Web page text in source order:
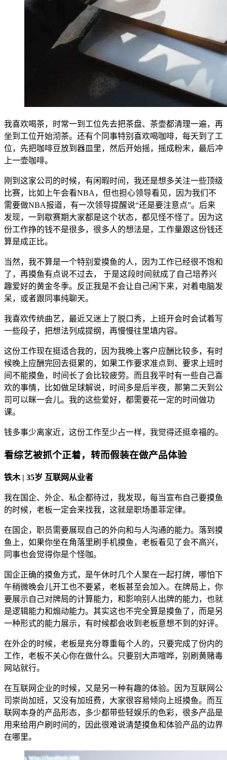
我喜欢喝茶，时常一到工位先去把茶盘、茶壶都清理一遍，再
坐到工位开始沏茶。还有个同事特别喜欢喝咖啡，每天到了工
位，先把咖啡豆放到器皿里，然后开始摇，摇成粉末，最后冲
上一壶咖啡。
刚到这家公司的时候，有闲暇时间，我还是想多关注一些顶级
比赛，比如上午会看NBA，但也担心领导看见，因为我们不
需要做NBA报道，有一次领导提醒说“还是要注意点”。后来
发现，一到歇赛期大家都是这个状态，都见怪不怪了。因为这
份工作挣的钱不是很多，很多人的想法是，工作量跟这份钱还
算是成正比。
当然，我不算是一个特别爱摸鱼的人，因为工作已经很不饱和
了，再摸鱼有点说不过去， 于是这段时间就成了自己培养兴
趣爱好的黄金冬季。反正我是不会让自己闲下来，对着电脑发
呆，或者跟同事纯聊天。
我喜欢传统曲艺，最近又迷上了脱口秀，上班开会时会试着写
一些段子，把想法列成提纲，再慢慢往里填内容。
这份工作现在挺适合我的，因为我晚上客户应酬比较多，有时
候晚上应酬完回去挺累的，如果工作要求准点到、要求上班时
间不能摸鱼，时间长了会比较疲劳。而且我平时有一些自己喜
欢的事情，比如做足球解说，时间多是后半夜，那第二天到公
司可以眯一会儿。我的这些爱好，都需要花一定的时间做功
课。
钱多事少离家近，这份工作至少占一样，我觉得还挺幸福的。
看综艺被抓个正着，转而假装在做产品体验
铁木 | 35岁 互联网从业者
我在国企、外企、私企都待过，我发现，每当宣布自己要摸鱼
的时候，老板一定会来找我，这就是职场墨菲定律。
在国企，职员需要展现自己的外向和与人沟通的能力。落到摸
鱼上，如果你坐在角落里刷手机摸鱼，老板看见了会不高兴，
同事也会觉得你是个怪咖。
国企正确的摸鱼方式，是午休时几个人聚在一起打牌，哪怕下
午稍微晚会儿开工也不要紧，老板甚至会加入。在牌局上，你
要展示自己对牌局的计算能力，和影响别人出牌的能力，也就
是逻辑能力和煽动能力。其实这也不完全算是摸鱼了，而是另
一种形式的能力展示，有时候都会收到老板意想不到的好评。
在外企的时候，老板是充分尊重每个人的，只要完成了份内的
工作，老板不关心你在做什么。只要别大声喧哗，别刷黄赌毒
网站就行。
在互联网企业的时候，又是另一种有趣的体验。因为互联网公
司崇尚加班，又没有加班费，大家很容易倾向上班摸鱼。而互
联网本身的产品形态，多少都带些轻娱乐的色彩，很多产品是
用来给用户刷时间的，因此很难说清楚摸鱼和体验产品的边界
在哪里。